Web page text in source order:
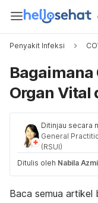
Penyakit Infeksi
Bagaimana
Organ Vital
Ditinjau secara
General
(RSUI)
Ditulis oleh Nabila Azmi
Baca semua artikel